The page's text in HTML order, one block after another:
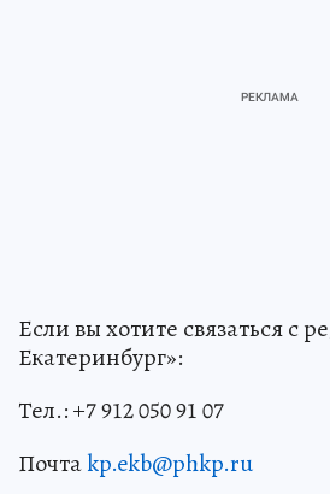
Если вы хотите связаться с
Екатеринбург»:
Тел.: +7 912 050 91 07
Почтаkp.ekb@phkp.ru